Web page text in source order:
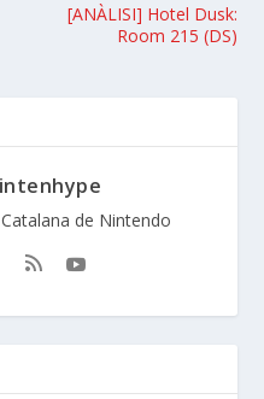
[ANÀLISI] Hotel Dusk:
Room 215 (DS)
de Nintendo